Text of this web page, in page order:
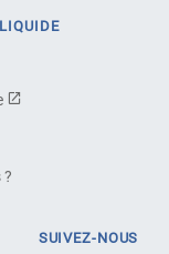
?
SUIVEZ-NOUS